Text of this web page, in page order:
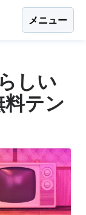
メニュー
しい
テン